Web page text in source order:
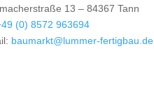
13 – 84367 Tann
(0) 8572 963694
baumarkt@lummer-fertigbau.de